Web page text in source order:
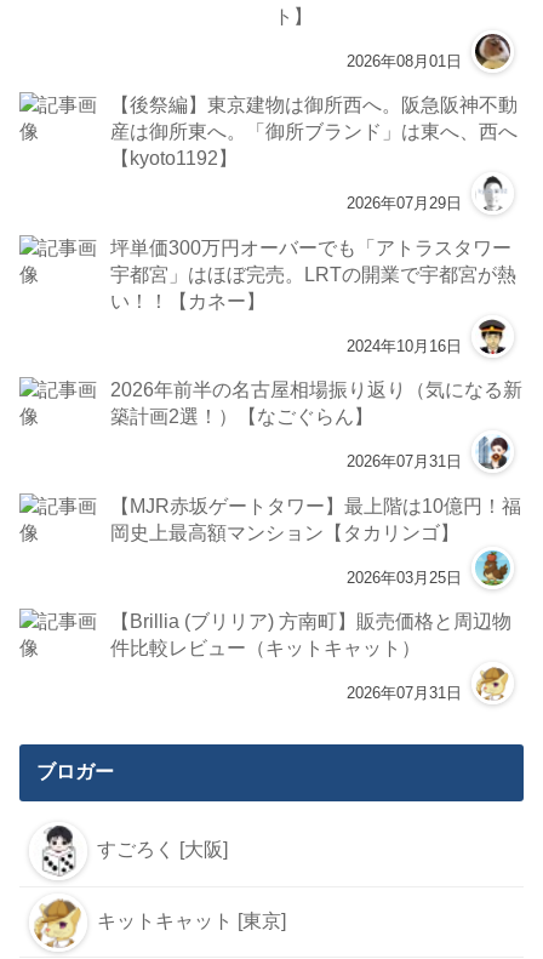
ト】
2026年08月01日
【後祭編】東京建物は御所西へ。阪急阪神不動
産は御所東へ。「御所ブランド」は東へ、西へ
【kyoto1192】
2026年07月29日
坪単価300万円オーバーでも「アトラスタワー
宇都宮」はほぼ完売。LRTの開業で宇都宮が熱
い！！【カネー】
2024年10月16日
2026年前半の名古屋相場振り返り（気になる新
築計画2選！）【なごぐらん】
2026年07月31日
【MJR赤坂ゲートタワー】最上階は10億円！福
岡史上最高額マンション【タカリンゴ】
2026年03月25日
【Brillia (ブリリア) 方南町】販売価格と周辺物
件比較レビュー（キットキャット）
2026年07月31日
ブロガー
すごろく [大阪]
キットキャット [東京]